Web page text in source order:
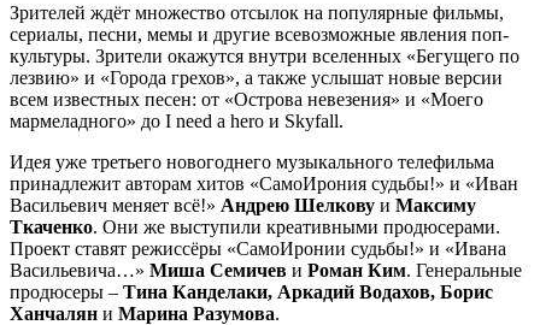
Зрителей ждёт множество отсылок на популярные фильмы,
сериалы, песни, мемы и другие всевозможные явления поп-
культуры. Зрители окажутся внутри вселенных «Бегущего по
лезвию» и «Города грехов», а также услышат новые версии
всем известных песен: от «Острова невезения» и «Моего
мармеладного» до I need a hero и Skyfall.
Идея уже третьего новогоднего музыкального телефильма
принадлежит авторам хитов «СамоИрония судьбы!» и «Иван
Васильевич меняет всё!» Андрею Шелкову и Максиму
Ткаченко. Они же выступили креативными продюсерами.
Проект ставят режиссёры «СамоИронии судьбы!» и «Ивана
Васильевича…» Миша Семичев и Роман Ким. Генеральные
продюсеры – Тина Канделаки, Аркадий Водахов, Борис
Ханчалян и Марина Разумова.